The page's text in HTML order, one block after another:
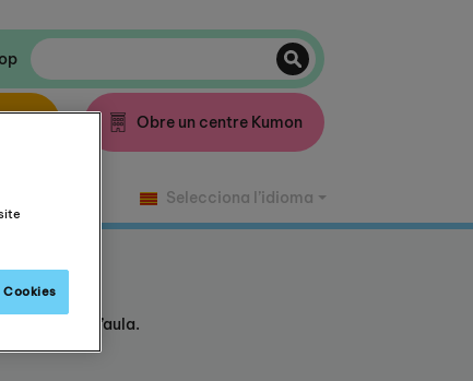
Obre un centre Kumon
Selecciona l’idioma
fora de l’aula.